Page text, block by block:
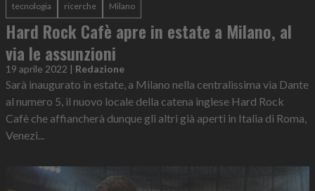
tecnologia ricerche Milano
Hard Rock Cafè apre in estate a Milano, al
via le assunzioni
19 aprile 2022 | Redazione
Sarà inaugurato in estate, a Milano nella centralissima via Dante
al numero 5, il nuovo locale della catena inglese Hard Rock
Cafè che affiancherà dunque gli altri già aperti in Italia di Roma,
Venezi...